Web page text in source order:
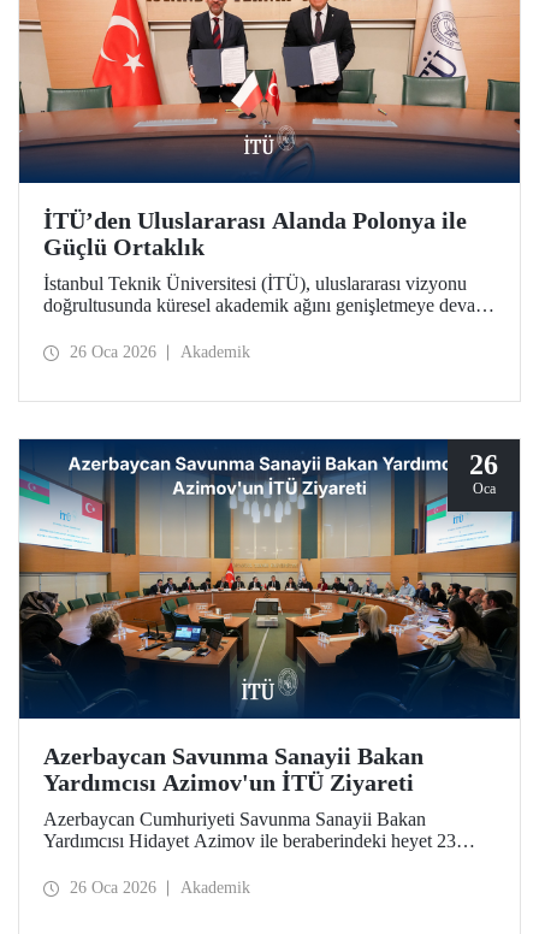
İTÜ’den Uluslararası Alanda Polonya ile
Güçlü Ortaklık
İstanbul Teknik Üniversitesi (İTÜ), uluslararası vizyonu
doğrultusunda küresel akademik ağını genişletmeye devam
Üniversitesi ile stratejik bir iş birliği protokolü imzalandı.
26 Oca 2026 Akademik
26
Oca
Azerbaycan Savunma Sanayii Bakan
Yardımcısı Azimov'un İTÜ Ziyareti
Azerbaycan Cumhuriyeti Savunma Sanayii Bakan
Yardımcısı Hidayet Azimov ile beraberindeki heyet 23
ziyarette bulundu.
26 Oca 2026 Akademik